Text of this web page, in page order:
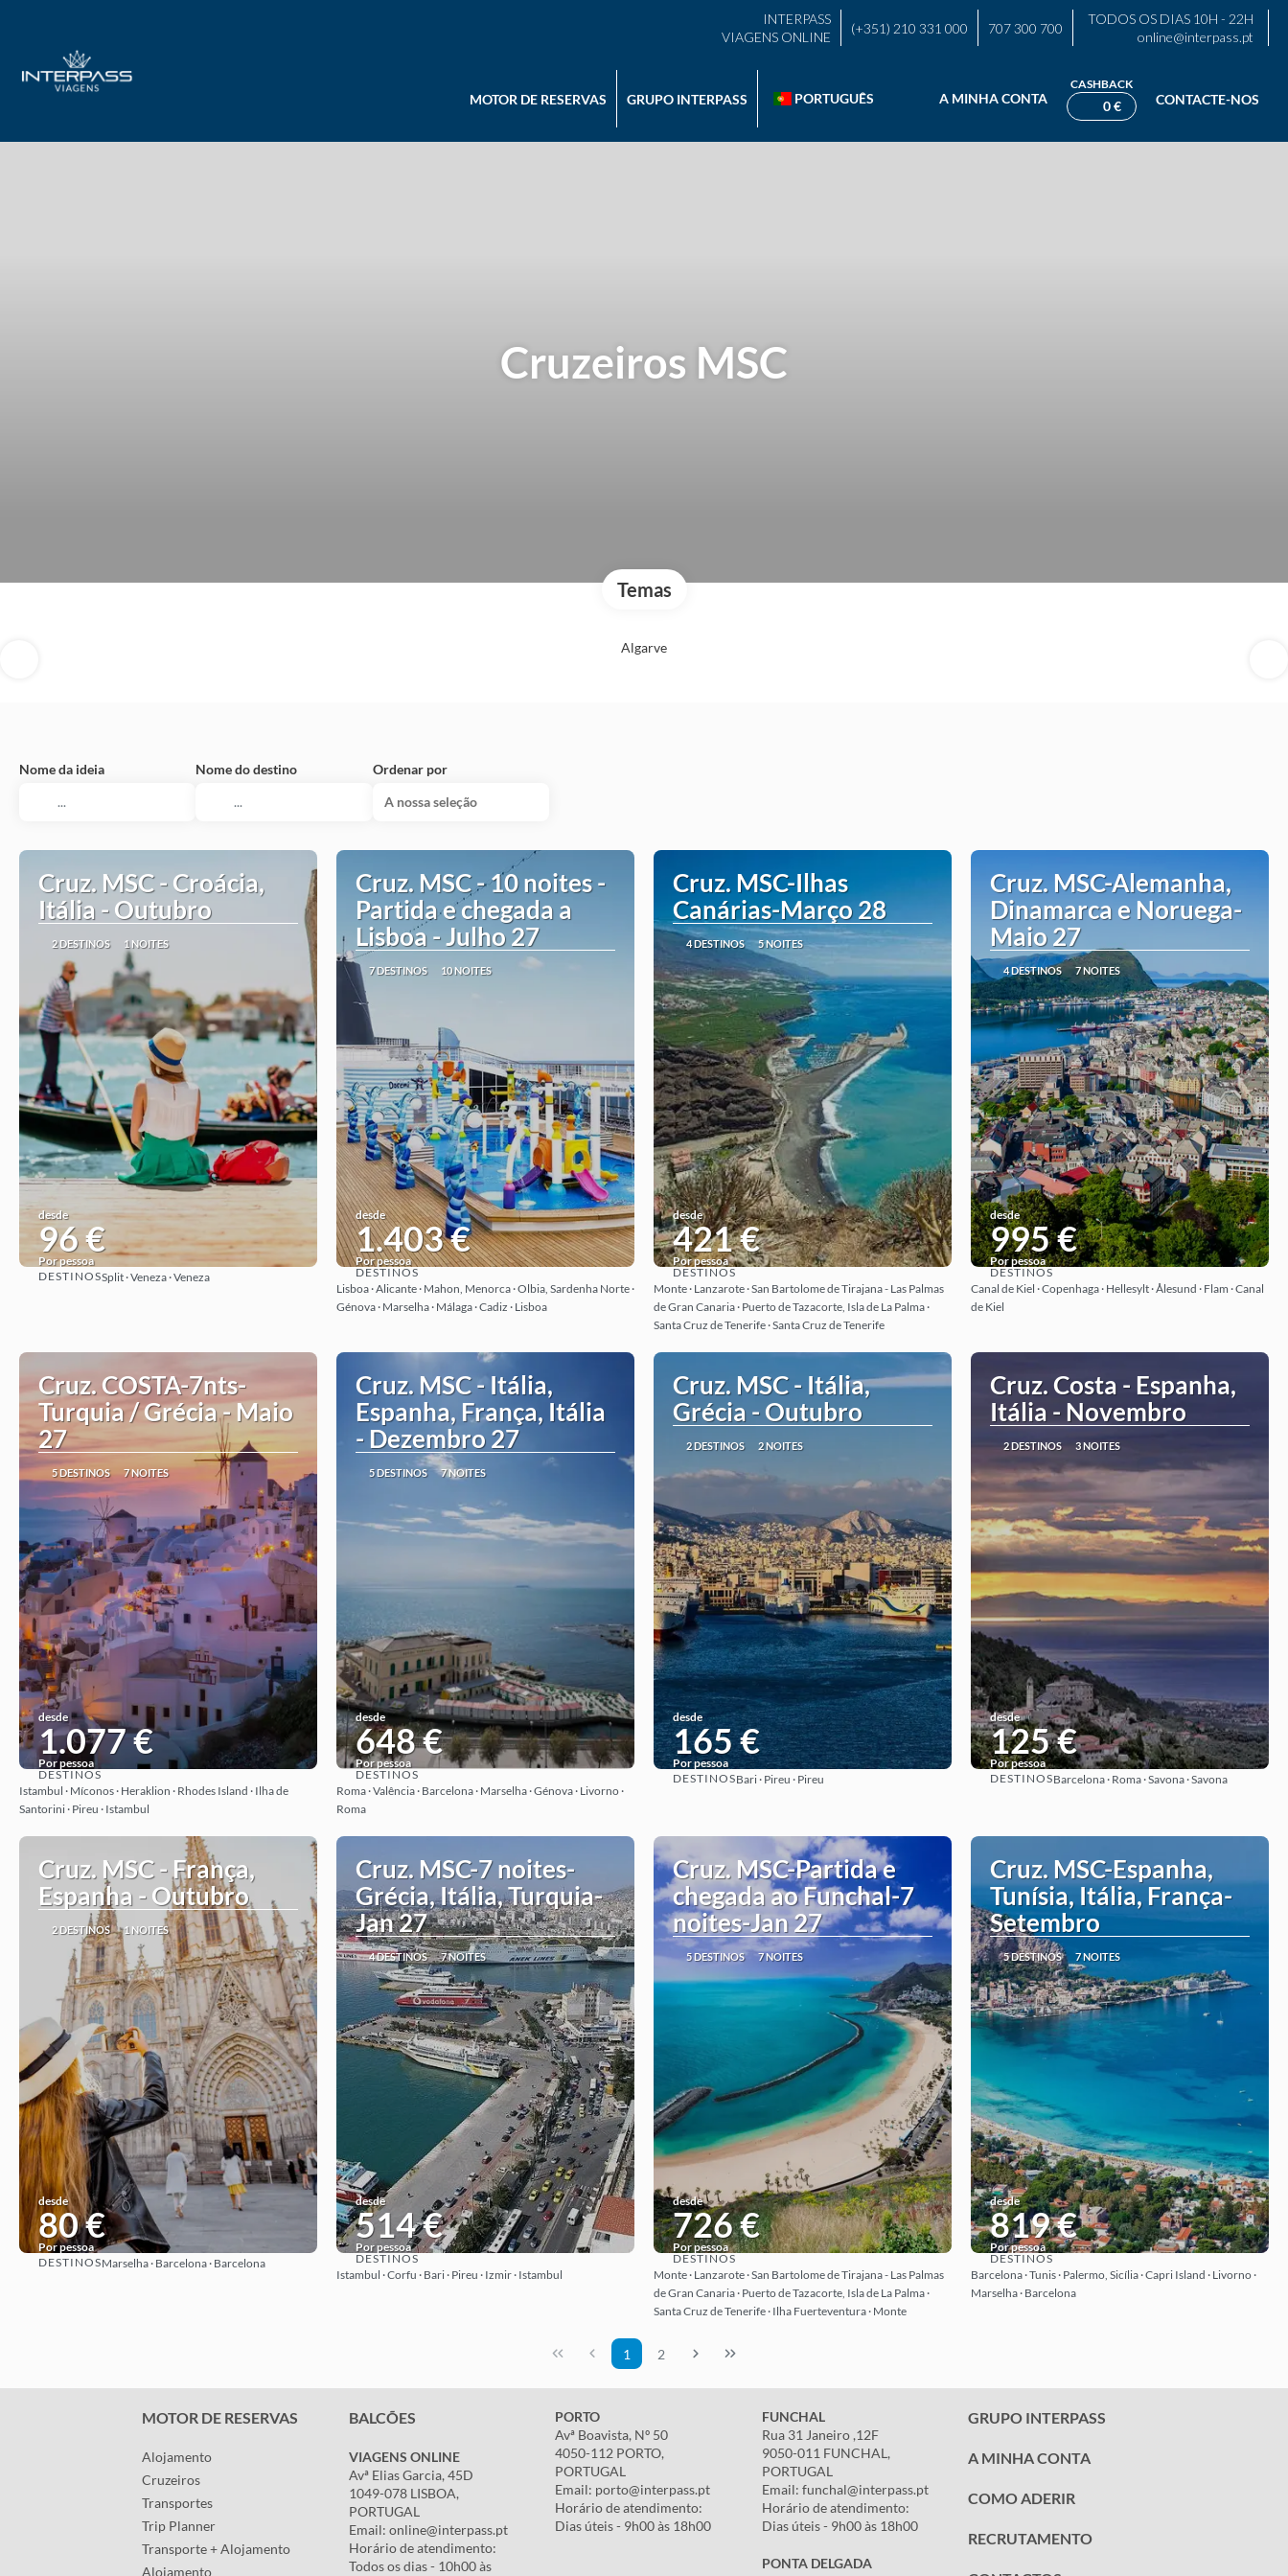
INTERPASS
VIAGENS ONLINE
(+351) 210 331 000 707 300 700
TODOS OS DIAS 10H - 22H
online@interpass.pt
MOTOR DE RESERVAS GRUPO INTERPASS PORTUGUÊS A MINHA CONTA
CASHBACK
0 € CONTACTE-NOS
Cruzeiros MSC
Temas
Algarve
Nome da ideia Nome do destino
Ordenar por
A nossa seleção
Cruz. MSC - Croácia,
Itália - Outubro
2 DESTINOS 1 NOITES
desde
96 €
Por pessoa
Ver ideia
DESTINOSSplit · Veneza · Veneza
Cruz. MSC - 10 noites -
Partida e chegada a
Lisboa - Julho 27
7 DESTINOS 10 NOITES
desde
1.403 €
Por pessoa
Ver ideia
DESTINOS
Lisboa · Alicante · Mahon, Menorca · Olbia, Sardenha Norte ·
Génova · Marselha · Málaga · Cadiz · Lisboa
Cruz. MSC-Ilhas
Canárias-Março 28
4 DESTINOS 5 NOITES
desde
421 €
Por pessoa
Ver ideia
DESTINOS
Monte · Lanzarote · San Bartolome de Tirajana - Las Palmas
de Gran Canaria · Puerto de Tazacorte, Isla de La Palma ·
Santa Cruz de Tenerife · Santa Cruz de Tenerife
Cruz. MSC-Alemanha,
Dinamarca e Noruega-
Maio 27
4 DESTINOS 7 NOITES
desde
995 €
Por pessoa
Ver ideia
DESTINOS
Canal de Kiel · Copenhaga · Hellesylt · Ålesund · Flam · Canal
de Kiel
Cruz. COSTA-7nts-
Turquia / Grécia - Maio
27
5 DESTINOS 7 NOITES
desde
1.077 €
Por pessoa
Ver ideia
DESTINOS
Istambul · Míconos · Heraklion · Rhodes Island · Ilha de
Santorini · Pireu · Istambul
Cruz. MSC - Itália,
Espanha, França, Itália
- Dezembro 27
5 DESTINOS 7 NOITES
desde
648 €
Por pessoa
Ver ideia
DESTINOS
Roma · Valência · Barcelona · Marselha · Génova · Livorno ·
Roma
Cruz. MSC - Itália,
Grécia - Outubro
2 DESTINOS 2 NOITES
desde
165 €
Por pessoa
Ver ideia
DESTINOSBari · Pireu · Pireu
Cruz. Costa - Espanha,
Itália - Novembro
2 DESTINOS 3 NOITES
desde
125 €
Por pessoa
Ver ideia
DESTINOSBarcelona · Roma · Savona · Savona
Cruz. MSC - França,
Espanha - Outubro
2 DESTINOS 1 NOITES
desde
80 €
Por pessoa
Ver ideia
DESTINOSMarselha · Barcelona · Barcelona
Cruz. MSC-7 noites-
Grécia, Itália, Turquia-
Jan 27
4 DESTINOS 7 NOITES
desde
514 €
Por pessoa
Ver ideia
DESTINOS
Istambul · Corfu · Bari · Pireu · Izmir · Istambul
Cruz. MSC-Partida e
chegada ao Funchal-7
noites-Jan 27
5 DESTINOS 7 NOITES
desde
726 €
Por pessoa
Ver ideia
DESTINOS
Monte · Lanzarote · San Bartolome de Tirajana - Las Palmas
de Gran Canaria · Puerto de Tazacorte, Isla de La Palma ·
Santa Cruz de Tenerife · Ilha Fuerteventura · Monte
Cruz. MSC-Espanha,
Tunísia, Itália, França-
Setembro
5 DESTINOS 7 NOITES
desde
819 €
Por pessoa
Ver ideia
DESTINOS
Barcelona · Tunis · Palermo, Sicília · Capri Island · Livorno ·
Marselha · Barcelona
1 2
MOTOR DE RESERVAS
Alojamento
Cruzeiros
Transportes
Trip Planner
Transporte + Alojamento
Alojamento
BALCÕES
VIAGENS ONLINE
Avª Elias Garcia, 45D
1049-078 LISBOA,
PORTUGAL
Email: online@interpass.pt
Horário de atendimento:
Todos os dias - 10h00 às
PORTO
Avª Boavista, Nº 50
4050-112 PORTO,
PORTUGAL
Email: porto@interpass.pt
Horário de atendimento:
Dias úteis - 9h00 às 18h00
FUNCHAL
Rua 31 Janeiro ,12F
9050-011 FUNCHAL,
PORTUGAL
Email: funchal@interpass.pt
Horário de atendimento:
Dias úteis - 9h00 às 18h00
PONTA DELGADA
GRUPO INTERPASS
A MINHA CONTA
COMO ADERIR
RECRUTAMENTO